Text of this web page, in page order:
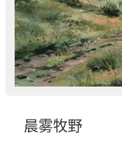
晨雾牧野